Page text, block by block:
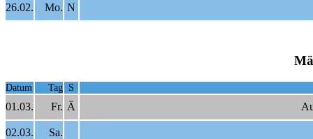
26.02. Mo. N
Datum Tag S
01.03. Fr. Ä
02.03. Sa.